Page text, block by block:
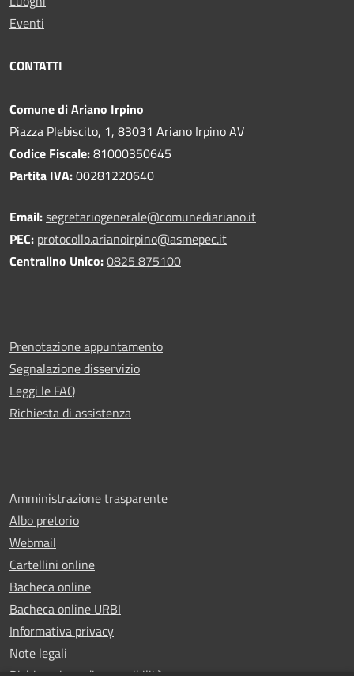
Eventi
CONTATTI
Comune di Ariano Irpino
Piazza Plebiscito, 1, 83031 Ariano Irpino AV
Codice Fiscale:81000350645
Partita IVA:00281220640
Email:segretariogenerale@comunediariano.it
PEC: protocollo.arianoirpino@asmepec.it
Centralino Unico:0825 875100
Prenotazione appuntamento
Segnalazione disservizio
Leggi le FAQ
Richiesta di assistenza
Amministrazione trasparente
Albo pretorio
Webmail
Cartellini online
Bacheca online
Bacheca online URBI
Informativa privacy
Note legali